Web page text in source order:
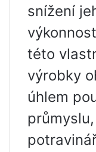
snížení
této
výrobky
úhlem